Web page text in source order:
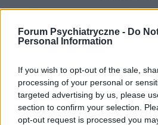
Forum Psychiatryczne - Do
Personal Information
If you wish to opt-out of the sale,
processing of your personal or
targeted advertising by us, please
section to confirm your selection.
opt-out request is processed you
Duuuuzo
Witam. Biorę leki od ponad
moja psychiatra się ich
Linefor 0.15g 1x3 Mirtor
0.075g 1x1 Prefaxine 0.15g
1x1 Symla 100mg 1x1
Forum: Psychiatria - grupa